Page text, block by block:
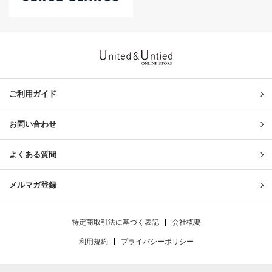
ご利用ガイド
お問い合わせ
よくある質問
メルマガ登録
特定商取引法に基づく表記 会社概要
利用規約 プライバシーポリシー